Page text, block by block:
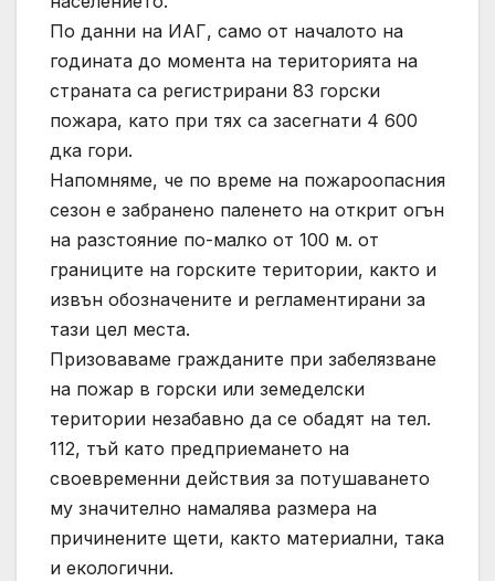
По данни на ИАГ, само от началото на
годината до момента на територията на
страната са регистрирани 83 горски
пожара, като при тях са засегнати 4 600
дка гори.
Напомняме, че по време на пожароопасния
сезон е забранено паленето на открит огън
на разстояние по-малко от 100 м. от
границите на горските територии, както и
извън обозначените и регламентирани за
тази цел места.
Призоваваме гражданите при забелязване
на пожар в горски или земеделски
територии незабавно да се обадят на тел.
112, тъй като предприемането на
своевременни действия за потушаването
му значително намалява размера на
причинените щети, както материални, така
и екологични.